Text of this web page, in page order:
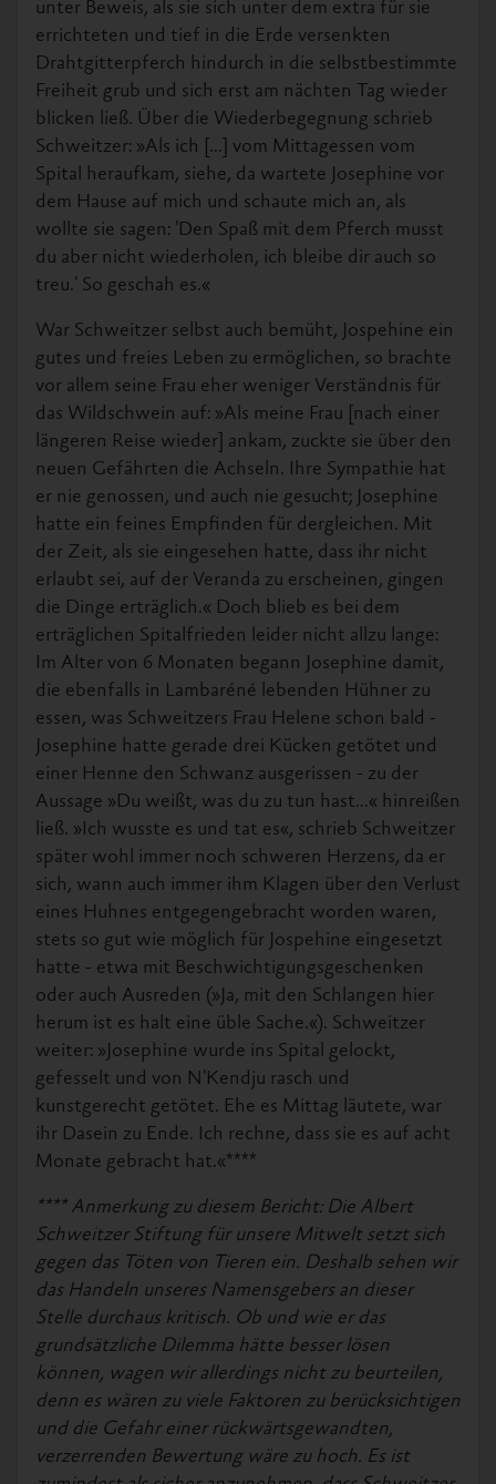
unter Beweis, als sie sich unter dem extra für sie
errichteten und tief in die Erde versenkten
Drahtgitterpferch hindurch in die selbstbestimmte
Freiheit grub und sich erst am nächten Tag wieder
blicken ließ. Über die Wiederbegegnung schrieb
Schweitzer: »Als ich [...] vom Mittagessen vom
Spital heraufkam, siehe, da wartete Josephine vor
dem Hause auf mich und schaute mich an, als
wollte sie sagen: 'Den Spaß mit dem Pferch musst
du aber nicht wiederholen, ich bleibe dir auch so
treu.' So geschah es.«
War Schweitzer selbst auch bemüht, Jospehine ein
gutes und freies Leben zu ermöglichen, so brachte
vor allem seine Frau eher weniger Verständnis für
das Wildschwein auf: »Als meine Frau [nach einer
längeren Reise wieder] ankam, zuckte sie über den
neuen Gefährten die Achseln. Ihre Sympathie hat
er nie genossen, und auch nie gesucht; Josephine
hatte ein feines Empfinden für dergleichen. Mit
der Zeit, als sie eingesehen hatte, dass ihr nicht
erlaubt sei, auf der Veranda zu erscheinen, gingen
die Dinge erträglich.« Doch blieb es bei dem
erträglichen Spitalfrieden leider nicht allzu lange:
Im Alter von 6 Monaten begann Josephine damit,
die ebenfalls in Lambaréné lebenden Hühner zu
essen, was Schweitzers Frau Helene schon bald -
Josephine hatte gerade drei Kücken getötet und
einer Henne den Schwanz ausgerissen - zu der
Aussage »Du weißt, was du zu tun hast...« hinreißen
ließ. »Ich wusste es und tat es«, schrieb Schweitzer
später wohl immer noch schweren Herzens, da er
sich, wann auch immer ihm Klagen über den Verlust
eines Huhnes entgegengebracht worden waren,
stets so gut wie möglich für Jospehine eingesetzt
hatte - etwa mit Beschwichtigungsgeschenken
oder auch Ausreden (»Ja, mit den Schlangen hier
herum ist es halt eine üble Sache.«). Schweitzer
weiter: »Josephine wurde ins Spital gelockt,
gefesselt und von N'Kendju rasch und
kunstgerecht getötet. Ehe es Mittag läutete, war
ihr Dasein zu Ende. Ich rechne, dass sie es auf acht
Monate gebracht hat.«****
**** Anmerkung zu diesem Bericht: Die Albert
Schweitzer Stiftung für unsere Mitwelt setzt sich
gegen das Töten von Tieren ein. Deshalb sehen wir
das Handeln unseres Namensgebers an dieser
Stelle durchaus kritisch. Ob und wie er das
grundsätzliche Dilemma hätte besser lösen
können, wagen wir allerdings nicht zu beurteilen,
denn es wären zu viele Faktoren zu berücksichtigen
und die Gefahr einer rückwärtsgewandten,
verzerrenden Bewertung wäre zu hoch. Es ist